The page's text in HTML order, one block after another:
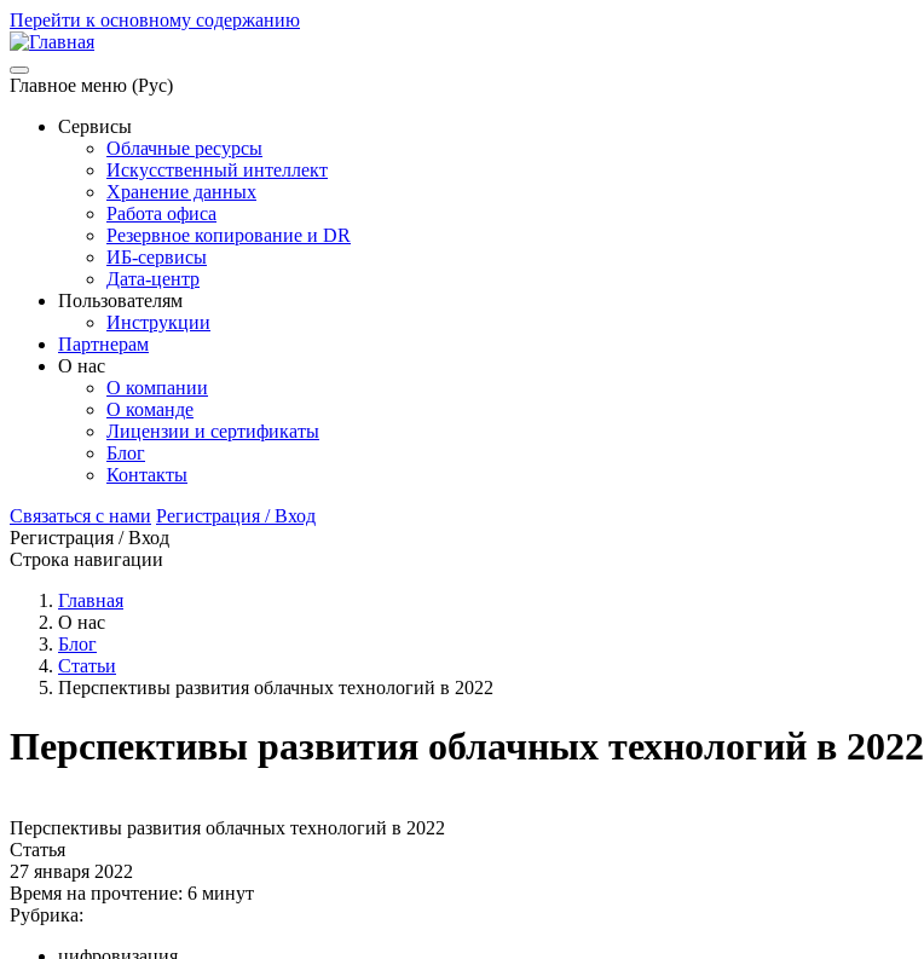
Перейти к основному содержанию
Главное меню (Рус)
Сервисы
Облачные ресурсы
Искусственный интеллект
Хранение данных
Работа офиса
Резервное копирование и DR
ИБ-сервисы
Дата-центр
Пользователям
Инструкции
Партнерам
О нас
О компании
О команде
Лицензии и сертификаты
Блог
Контакты
Связаться с нами Регистрация / Вход
Регистрация / Вход
Строка навигации
Главная
О нас
Блог
Статьи
Перспективы развития облачных технологий в 2022
Перспективы развития облачных технологий в 2022
Перспективы развития облачных технологий в 2022
Статья
27 января 2022
Время на прочтение: 6 минут
Рубрика: